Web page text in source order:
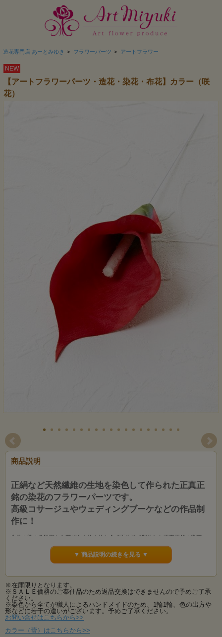
造花専門店 あーとみゆき > フラワーパーツ > アートフラワー
NEW
【アートフラワーパーツ・造花・染花・布花】カラー（咲
花）
商品説明
正絹など天然繊維の生地を染色して作られた正真正
銘の染花のフラワーパーツです。
高級コサージュやウェディングブーケなどの作品制
作に！
生地を染める段階から花びら１枚１枚を全て手作業で制作した正真正銘の染花・
アートフラワーのフラワーパーツです。
もちろん、制作も材料も全て国内生産。
な万能パーツ。
コサージュやブライダル関連の小物作り、ウェディングブーケやヘッドドレスな
どの様々な作品制作にご利用いただけます。
１枚１枚手染め・手作業で丁寧に作られた本物のアートフラワーは造花の中で最
も高級。
最高級の素材を使用した当社のアートフラワーは素材から生産まで全て国内・国
▼ 商品説明の続きを見る ▼
※在庫限りとなります。
※ＳＡＬＥ価格のご奉仕品のため返品交換はできませんので予めご了承
ください。
※染色から全てが職人によるハンドメイドのため、1輪1輪、色の出方や
形などに若干の違いがございます。予めご了承ください。
お問い合せはこちらから>>
カラー（蕾）はこちらから>>